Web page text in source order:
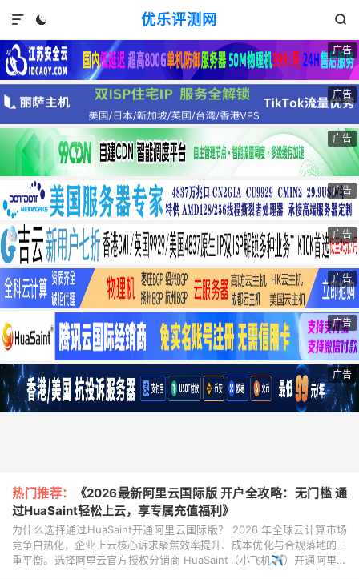
优乐评测网
 

广告
广告
广告
广告
广告
广告
广告
广告
热门推荐：
《2026最新阿里云国际版 开户全攻略：无门槛 通
过HuaSaint轻松上云，享专属充值福利》
为什么选择通过HuaSaint开通阿里云国际版？ 2026 年全球云计算市场
竞争白热化，企业上云核心诉求聚焦效率提升、成本优化与合规落地的三
重平衡。选择阿里云官方授权分销商 HuaSaint（小飞机✈️）开通阿里云